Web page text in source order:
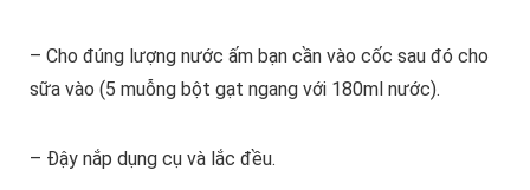
– Cho đúng lượng nước ấm bạn cần vào cốc sau đó cho
sữa vào (5 muỗng bột gạt ngang với 180ml nước).
– Đậy nắp dụng cụ và lắc đều.